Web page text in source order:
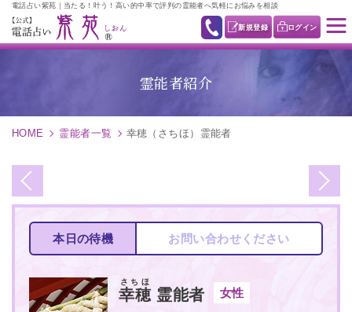
電話占い紫苑｜当たる！叶う！高い的中率で評判の霊能者へ気軽にお悩みを相談
新規登録 ログイン
霊能者紹介
HOME 霊能者一覧 幸穂（さちほ）霊能者
本日の待機 お問い合わせください
幸穂
さちほ
霊能者 女性